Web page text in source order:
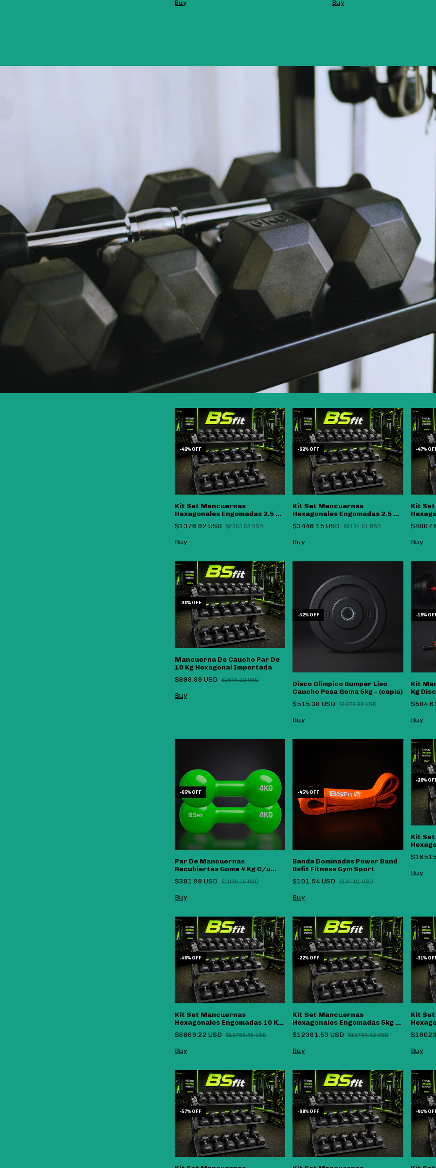
-42% OFF
Kit Set Mancuernas
Hexagonales Engomadas 2.5 Kg
A 7.5 Kg
$1376.92 USD $2363.58 USD
-62% OFF
Kit Set Mancuernas
Hexagonales Engomadas 2.5 Kg
A 15 Kg - (copia)
$3446.15 USD $9134.61 USD
-47%
Kit
A 20
-39% OFF
Mancuerna De Caucho Par De
10 Kg Hexagonal Importada
$999.99 USD
$1644.22 USD
Buy
-52% OFF
Disco Olimpico Bumper Liso
Caucho Pesa Goma 5kg - (copia)
$515.38 USD
$1076.92 USD
-16%
Kit
Kg
Rosca
Buy
-65% OFF
Par De Mancuernas
Recubiertas Goma 4 Kg C/u
Pesas Importadas
$381.98 USD $1096.15 USD
-45% OFF
Banda Dominadas Power Band
Bsfit Fitness Gym Sport
$101.54 USD
$184.61 USD
-20%
Kit
a 30kg
-46% OFF
Kit Set Mancuernas
Hexagonales Engomadas 10 Kg
A 20 Kg (150KG)
$6869.22 USD $12788.45 USD
-22% OFF
Kit Set Mancuernas
Hexagonales Engomadas 5kg A
25kg (270KG)
$12361.53 USD $15784.62 USD
-31%
Kit
A 25
-57% OFF -68% OFF -61%